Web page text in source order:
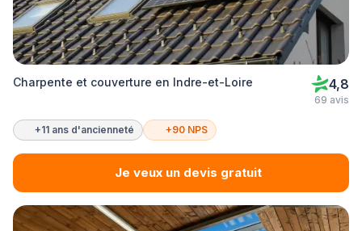
Charpente et couverture en Indre-et-Loire 4,8
69 avis
+11 ans d'ancienneté +90 NPS
Je veux un devis gratuit